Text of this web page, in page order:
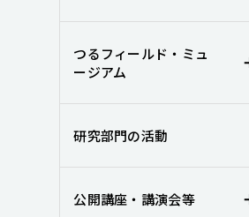
つるフィールド・ミュ
ージアム
研究部門の活動
公開講座・講演会等